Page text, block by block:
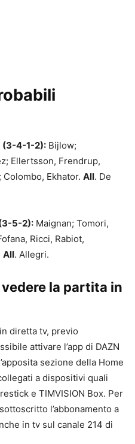
(3-4-1-2): Bijlow;
Ellertsson, Frendrup,
Ekhator. All. De
5-2): Maignan; Tomori,
Ricci, Rabiot,
All. Allegri.
la partita in
diretta tv, previo
attivare l’app di DAZN
sezione della Home
a dispositivi quali
e TIMVISION Box. Per
l’abbonamento a
in tv sul canale 214 di